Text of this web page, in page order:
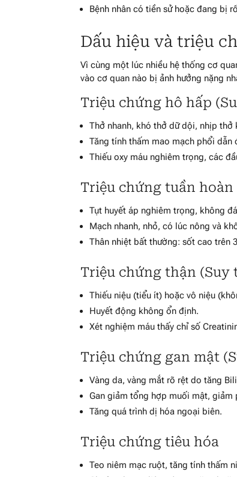
Bệnh nhân có tiền sử hoặc đang bị
Dấu hiệu và triệu
Vì cùng một lúc nhiều hệ thống cơ
vào cơ quan nào bị ảnh hưởng nặng
Triệu chứng hô hấp
Thở nhanh, khó thở dữ dội, nhịp thở
Tăng tính thấm mao mạch phổi dẫn
Thiếu oxy máu nghiêm trọng, các
Triệu chứng tuần hoàn
Tụt huyết áp nghiêm trọng, không
Mạch nhanh, nhỏ, có lúc nông và
Thân nhiệt bất thường: sốt cao trên
Triệu chứng thận (Suy
Thiếu niệu (tiểu ít) hoặc vô niệu
Huyết động không ổn định.
Xét nghiệm máu thấy chỉ số
Triệu chứng gan mật
Vàng da, vàng mắt rõ rệt do tăng
Gan giảm tổng hợp muối mật, giảm
Tăng quá trình dị hóa ngoại biên.
Triệu chứng tiêu hóa
Teo niêm mạc ruột, tăng tính thấm